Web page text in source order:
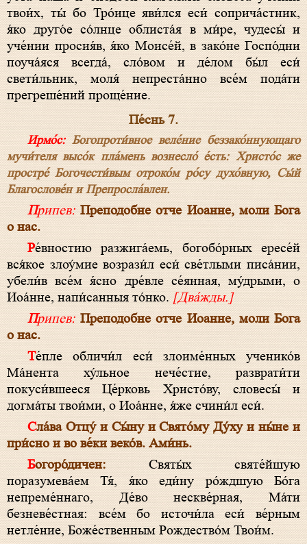
твои́х, ты́ бо Тро́ице яви́лся еси́ соприча́стник,
я́ко друго́е со́лнце облиста́я в ми́ре, чудесы́ и
уче́нии просия́в, я́ко Моисе́й, в зако́не Госпо́дни
поуча́яся всегда́, сло́вом и де́лом бы́л еси́
свети́льник, моля́ непреста́нно все́м пода́ти
прегреше́ний проще́ние.
Пе́снь 7.
Ирмо́с:Богопроти́вное веле́ние беззако́ннующаго
мучи́теля высо́к пла́мень вознесло́ е́сть: Христо́с же
простре́ Богочести́вым отроко́м ро́су духо́вную, Сы́й
Благослове́н и Препросла́влен.
Припев: Преподобне отче Иоанне, моли Бога
о нас.
Ре́вностию разжига́емь, богобо́рных ересе́й
вся́кое злоу́мие возрази́л еси́ све́тлыми писа́нии,
убели́в все́м я́сно дре́вле се́янная, му́дрыми, о
Иоа́нне, напи́санныя то́нко.[Два́жды.]
Припев: Преподобне отче Иоанне, моли Бога
о нас.
Те́пле обличи́л еси́ злоиме́нных ученико́в
Ма́нента ху́льное нече́стие, разврати́ти
покуси́вшееся Це́рковь Христо́ву, словесы́ и
догма́ты твои́ми, о Иоа́нне, я́же счини́л еси́.
Сла́ва Отцу́ и Сы́ну и Свято́му Ду́ху и ны́не и
при́сно и во ве́ки веко́в. Ами́нь.
Богоро́дичен:Святы́х святе́йшую
поразумева́ем Тя́, я́ко еди́ну ро́ждшую Бо́га
непреме́ннаго, Де́во нескве́рная, Ма́ти
безневе́стная: все́м бо источи́ла еси́ ве́рным
нетле́ние, Боже́ственным Рождество́м Твои́м.